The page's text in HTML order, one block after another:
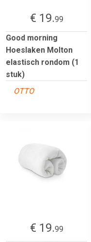
€ 19.99
Good morning
Hoeslaken Molton
elastisch rondom (1
stuk)
OTTO
€ 19.99